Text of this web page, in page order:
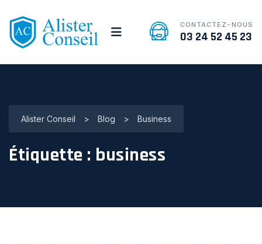
CONTACTEZ-NOUS
03 24 52 45 23
Alister Conseil > Blog > Business
Étiquette : business